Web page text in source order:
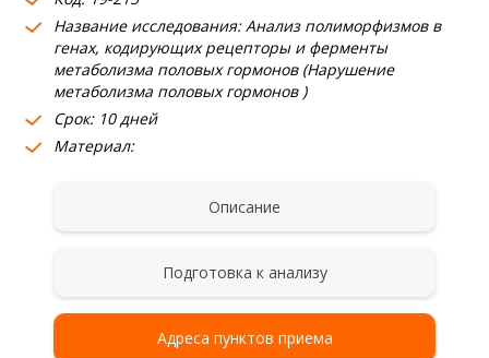
Партнерам
Название исследования: Анализ полиморфизмов в
генах, кодирующих рецепторы и ферменты
метаболизма половых гормонов (Нарушение
метаболизма половых гормонов )
Срок: 10 дней
Материал:
Описание
Подготовка к анализу
Адреса пунктов приема